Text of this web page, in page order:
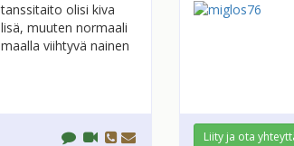
tanssitaito olisi kiva
lisä, muuten normaali
maalla viihtyvä nainen
Liity ja ota